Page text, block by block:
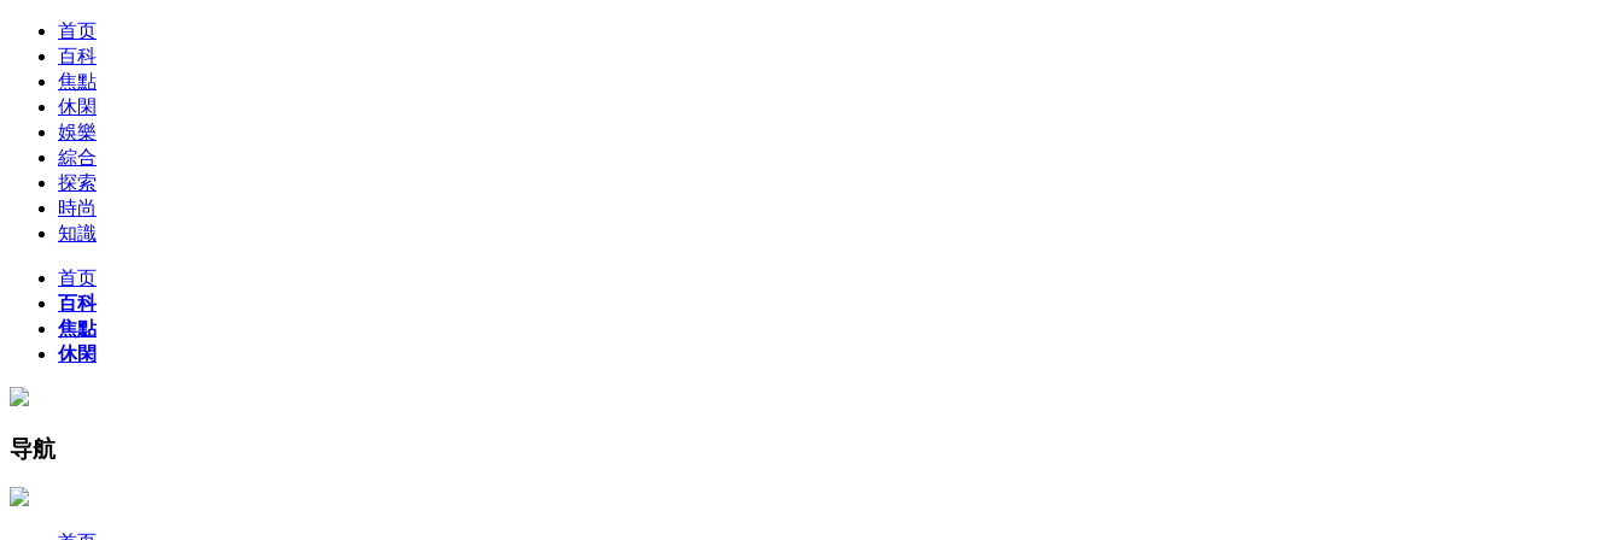
首页
百科
焦點
休閑
娛樂
綜合
探索
時尚
知識
首页
百科
焦點
休閑
导航